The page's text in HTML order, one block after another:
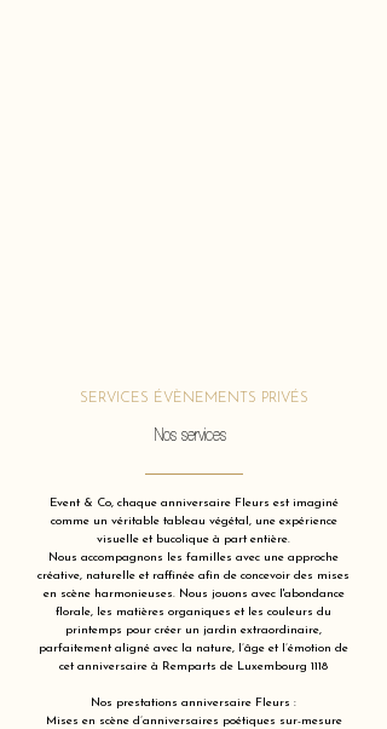
SERVICES ÉVÈNEMENTS PRIVÉS
Nos services
Event & Co, chaque anniversaire Fleurs est imaginé
comme un véritable tableau végétal, une expérience
visuelle et bucolique à part entière.
Nous accompagnons les familles avec une approche
créative, naturelle et raffinée afin de concevoir des mises
en scène harmonieuses. Nous jouons avec l'abondance
florale, les matières organiques et les couleurs du
printemps pour créer un jardin extraordinaire,
parfaitement aligné avec la nature, l’âge et l’émotion de
cet anniversaire à Remparts de Luxembourg 1118
Nos prestations anniversaire Fleurs :
Mises en scène d’anniversaires poétiques sur-mesure